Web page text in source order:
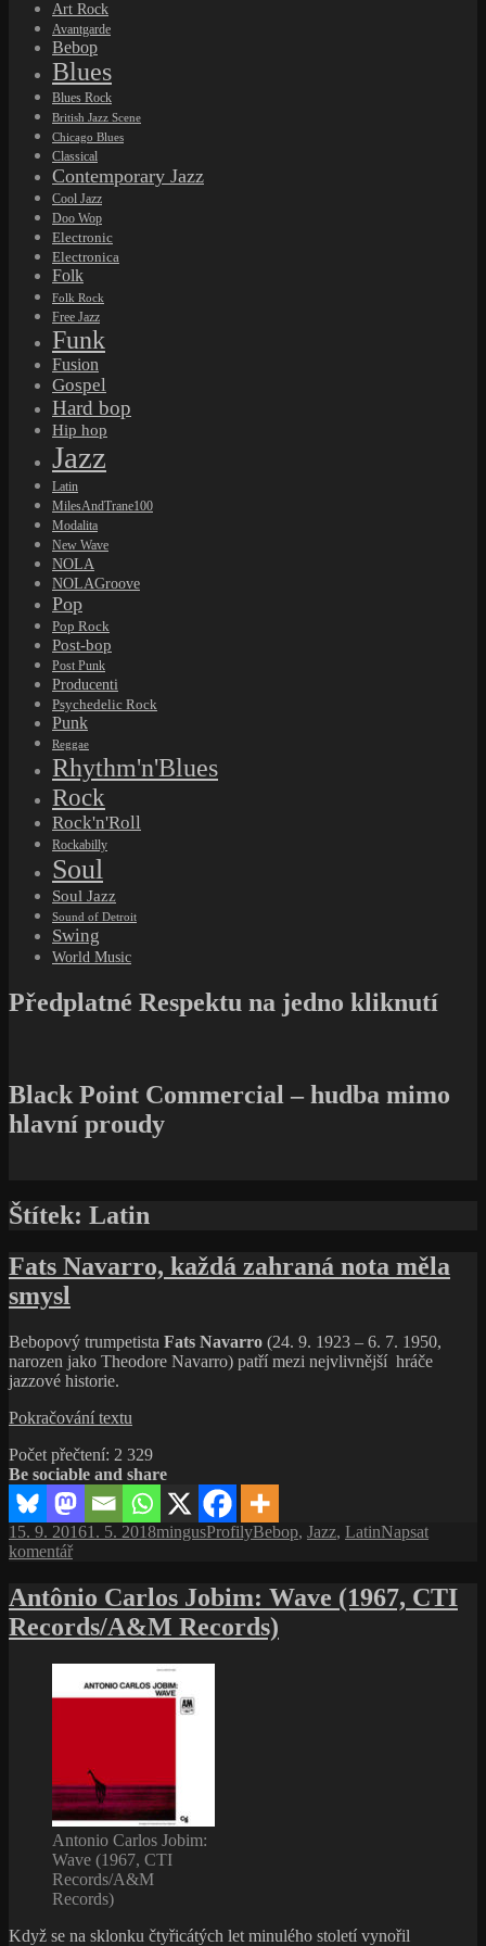
Art Rock
Avantgarde
Bebop
Blues
Blues Rock
British Jazz Scene
Chicago Blues
Classical
Contemporary Jazz
Cool Jazz
Doo Wop
Electronic
Electronica
Folk
Folk Rock
Free Jazz
Funk
Fusion
Gospel
Hard bop
Hip hop
Jazz
Latin
MilesAndTrane100
Modalita
New Wave
NOLA
NOLAGroove
Pop
Pop Rock
Post-bop
Post Punk
Producenti
Psychedelic Rock
Punk
Reggae
Rhythm'n'Blues
Rock
Rock'n'Roll
Rockabilly
Soul
Soul Jazz
Sound of Detroit
Swing
World Music
Předplatné Respektu na jedno kliknutí
Black Point Commercial – hudba mimo
hlavní proudy
Štítek: Latin
Fats Navarro, každá zahraná nota měla
smysl
Bebopový trumpetista Fats Navarro (24. 9. 1923 – 6. 7. 1950,
narozen jako Theodore Navarro) patří mezi nejvlivnější hráče
jazzové historie.
Pokračování textu
každá
zahraná
nota
měla
smysl
Počet přečtení: 2 329
Be sociable and share
Publikováno:
15. 9. 20161. 5. 2018Autor:
mingusRubriky:
ProfilyŠtítky:
Bebop, Jazz, LatinNapsat
komentářpro
názvem
Fats
každá
zahraná
Antônio Carlos Jobim: Wave (1967, CTI
Records/A&M Records)
Antonio Carlos Jobim:
Wave (1967, CTI
Records/A&M
Records)
Když se na sklonku čtyřicátých let minulého století vynořil